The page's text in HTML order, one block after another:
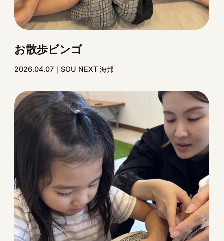
お散歩ビンゴ
2026.04.07 SOU NEXT 海邦